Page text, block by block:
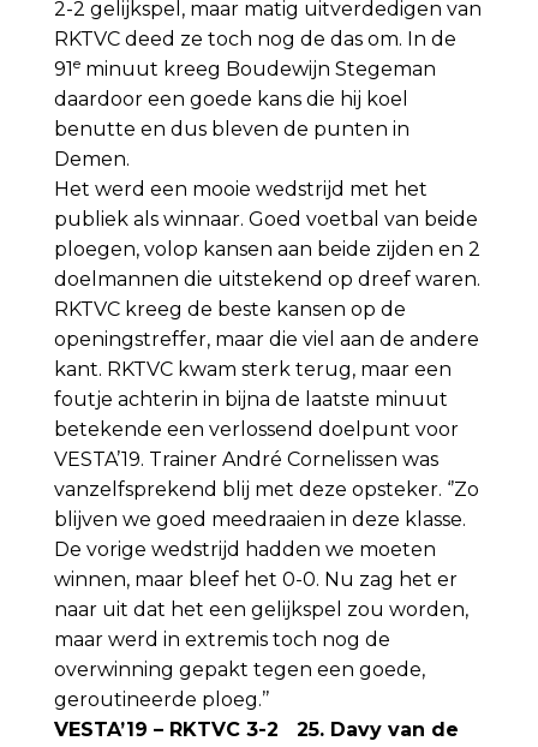
2-2 gelijkspel, maar matig uitverdedigen van
RKTVC deed ze toch nog de das om. In de
91eminuut kreeg Boudewijn Stegeman
daardoor een goede kans die hij koel
benutte en dus bleven de punten in
Demen.
Het werd een mooie wedstrijd met het
publiek als winnaar. Goed voetbal van beide
ploegen, volop kansen aan beide zijden en 2
doelmannen die uitstekend op dreef waren.
RKTVC kreeg de beste kansen op de
openingstreffer, maar die viel aan de andere
kant. RKTVC kwam sterk terug, maar een
foutje achterin in bijna de laatste minuut
betekende een verlossend doelpunt voor
VESTA’19. Trainer André Cornelissen was
vanzelfsprekend blij met deze opsteker. ‘’Zo
blijven we goed meedraaien in deze klasse.
De vorige wedstrijd hadden we moeten
winnen, maar bleef het 0-0. Nu zag het er
naar uit dat het een gelijkspel zou worden,
maar werd in extremis toch nog de
overwinning gepakt tegen een goede,
geroutineerde ploeg.’’
VESTA’19 – RKTVC 3-2 25. Davy van de